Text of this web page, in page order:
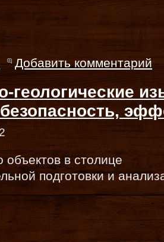
Добавить комментарий
геологические
объектов в столице
подготовки и